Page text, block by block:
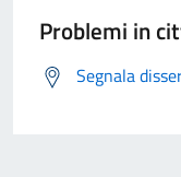
Problemi in
Segnala